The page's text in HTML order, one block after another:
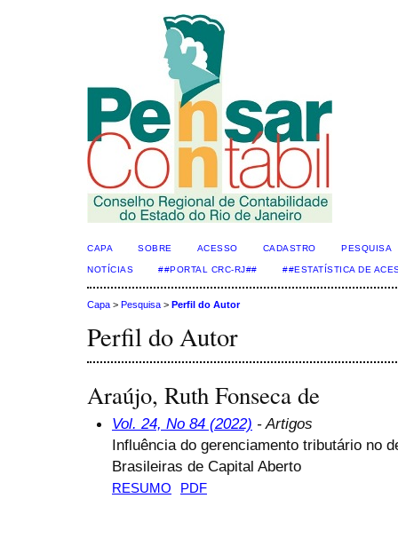
CAPA SOBRE ACESSO CADASTRO PESQUISA
NOTÍCIAS ##PORTAL CRC-RJ## ##ESTATÍSTICA DE
Capa > Pesquisa > Perfil do Autor
Perfil do Autor
Araújo, Ruth Fonseca de
Vol. 24, No 84 (2022) - Artigos
Influência do gerenciamento tributário no
Brasileiras de Capital Aberto
RESUMO PDF